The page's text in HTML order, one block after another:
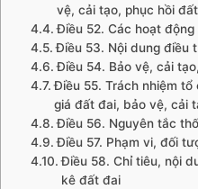
vệ, cải tạo, phục hồi đất
Điều 52. Các hoạt
Điều 53. Nội dung điều
Điều 54. Bảo vệ, cải
Điều 55. Trách nhiệm
giá đất đai, bảo vệ, cải
Điều 56. Nguyên tắc
Điều 57. Phạm vi, đối
Điều 58. Chỉ tiêu, nội
kê đất đai